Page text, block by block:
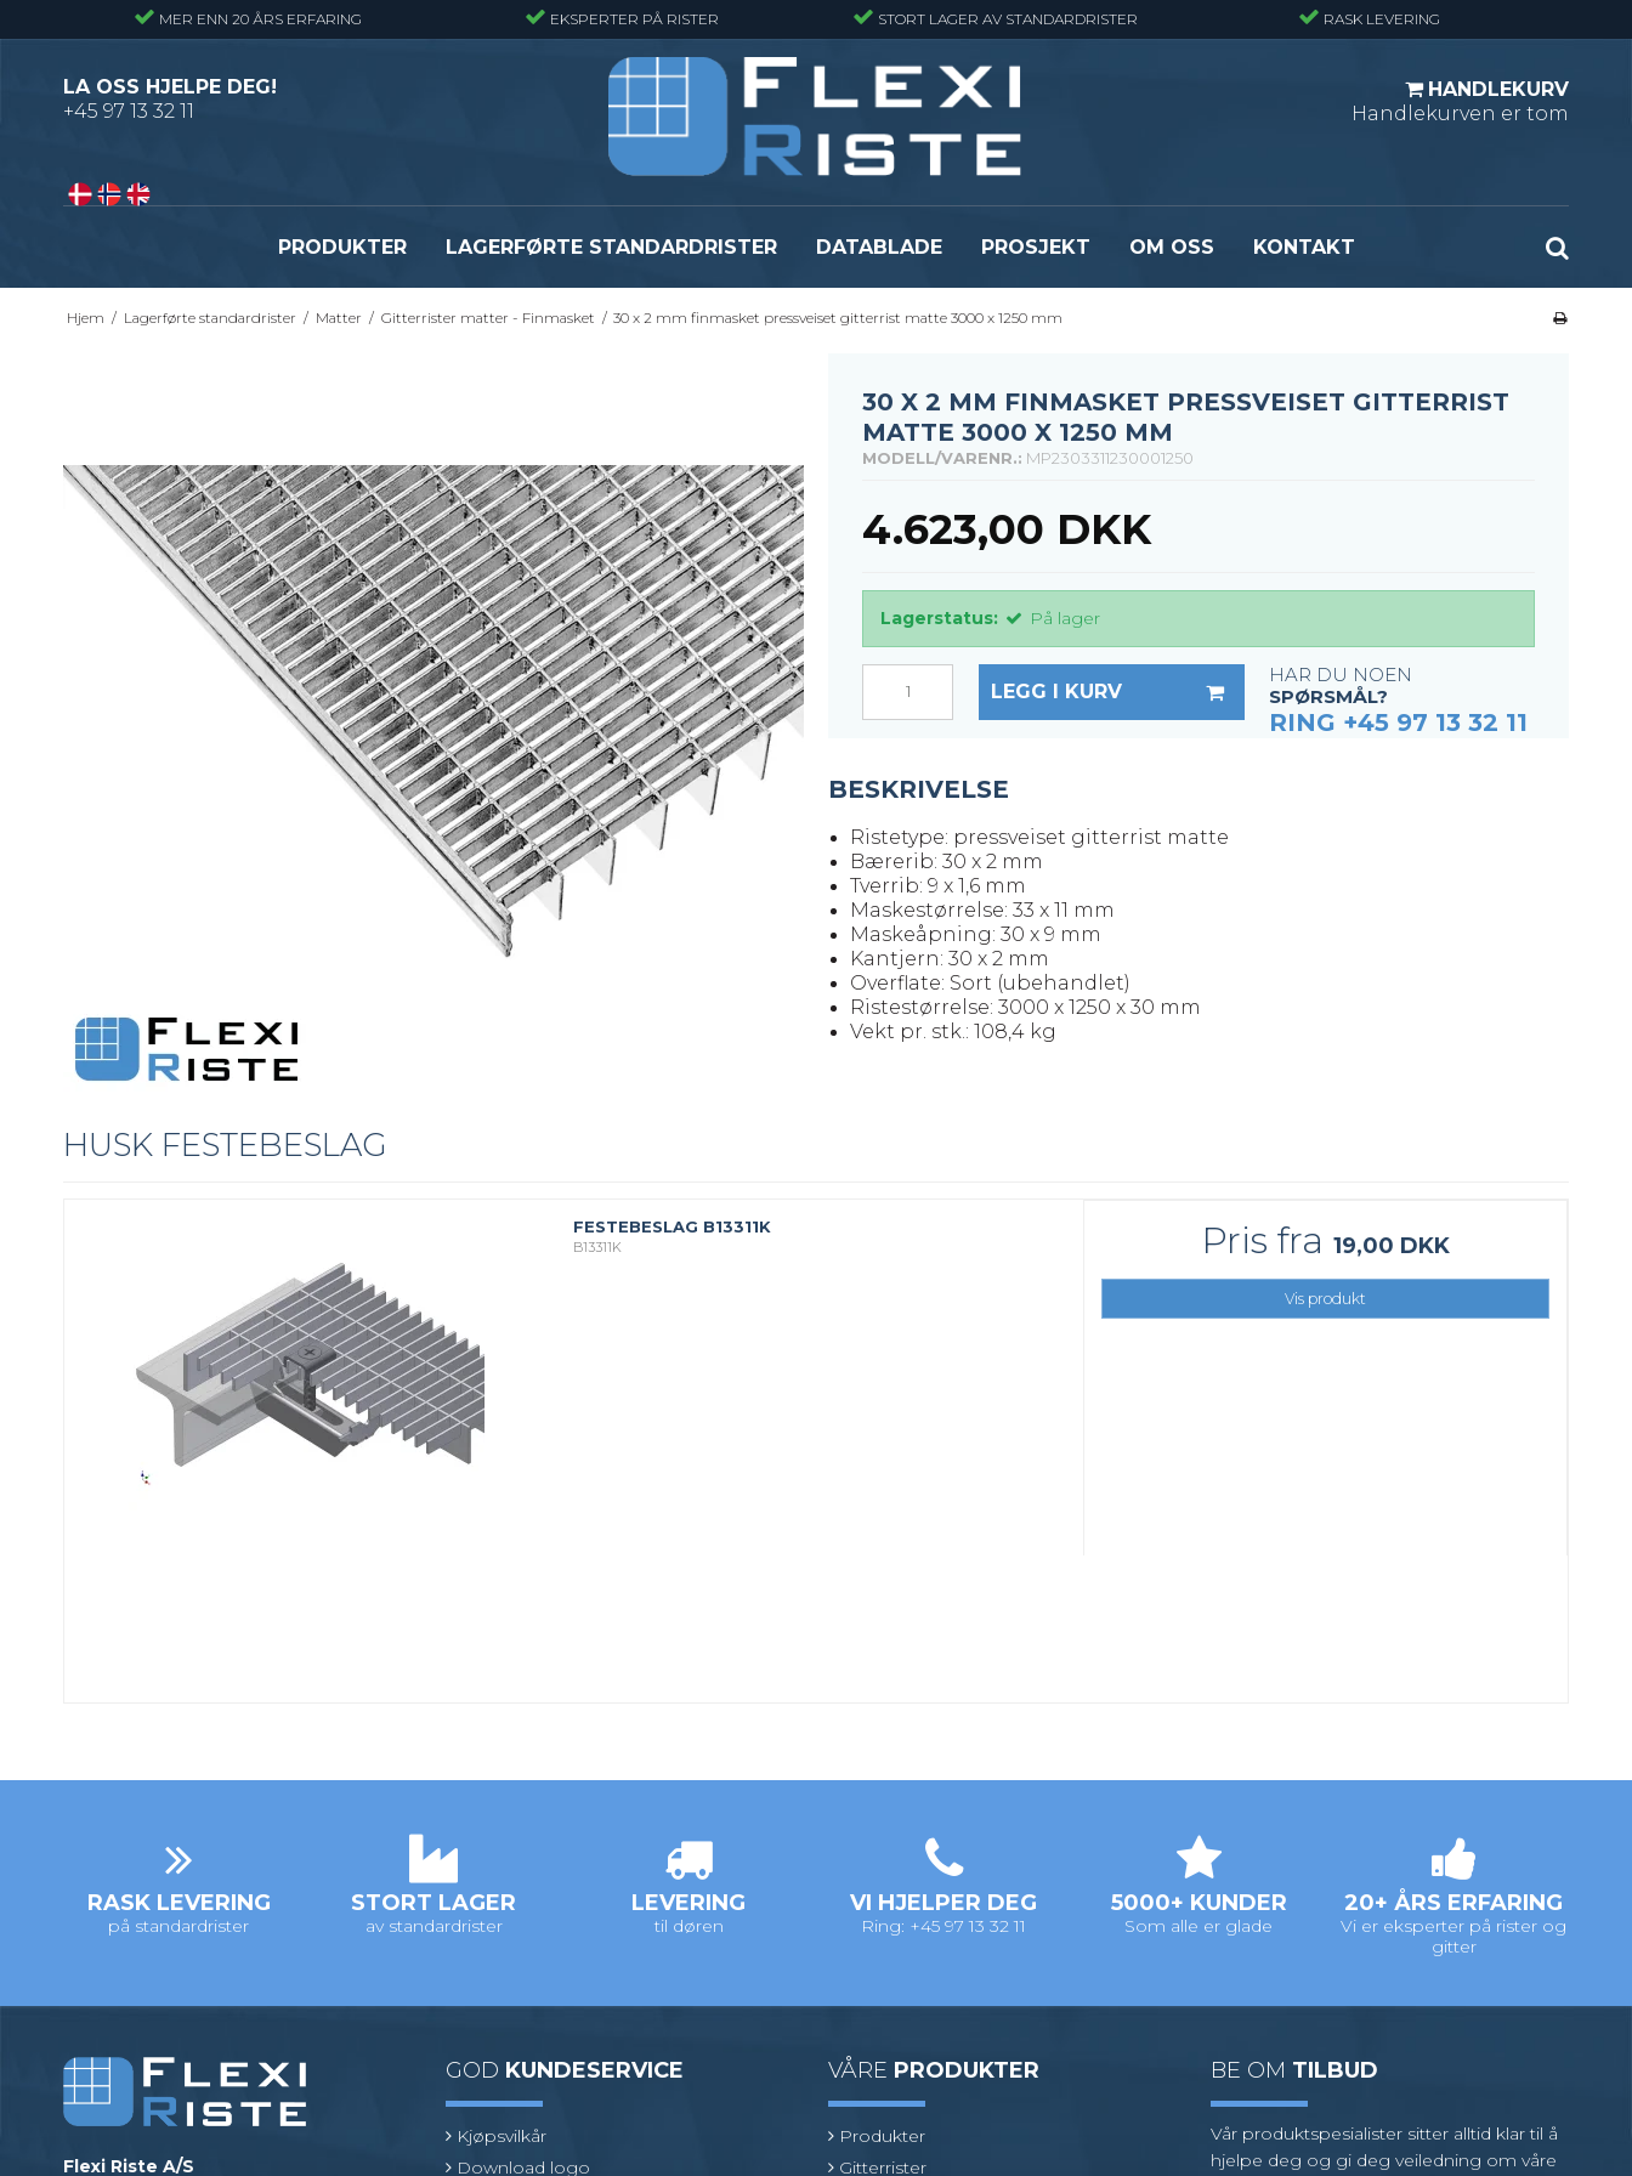
MER ENN 20 ÅRS ERFARING EKSPERTER PÅ RISTER STORT LAGER AV STANDARDRISTER RASK LEVERING
LA OSS HJELPE DEG!
+45 97 13 32 11
HANDLEKURV
Handlekurven er tom
PRODUKTER
Pressveiset gitterrister – Alminnelig
Gitterrister trinn – S235JR
Gitterrister matter
GRP gitterrister - Standard
Se alle
Festebeslag - Standardrister
Fastgørelse - Trinn
Beslag - Fibergitter
Festebeslag - Opptrekksrister
Flexi Level
Justerbare ben
BROXOCLIP
LAGERFØRTE STANDARDRISTER DATABLADE PROSJEKT OM OSS KONTAKT
Hjem / Lagerførte standardrister / Matter / Gitterrister matter - Finmasket / 30 x 2 mm finmasket pressveiset gitterrist matte 3000 x 1250 mm
30 X 2 MM FINMASKET PRESSVEISET GITTERRIST
MATTE 3000 X 1250 MM
MODELL/VARENR.: MP2303311230001250
4.623,00 DKK
Lagerstatus: På lager
LEGG I KURV
HAR DU NOEN
SPØRSMÅL?
RING +45 97 13 32 11
BESKRIVELSE
Ristetype: pressveiset gitterrist matte
Bærerib: 30 x 2 mm
Tverrib: 9 x 1,6 mm
Maskestørrelse: 33 x 11 mm
Maskeåpning: 30 x 9 mm
Kantjern: 30 x 2 mm
Overflate: Sort (ubehandlet)
Ristestørrelse: 3000 x 1250 x 30 mm
Vekt pr. stk.: 108,4 kg
HUSK FESTEBESLAG
FESTEBESLAG B13311K
B13311K Pris fra 19,00 DKK
Vis produkt
RASK LEVERING
på standardrister
STORT LAGER
av standardrister
LEVERING
til døren
VI HJELPER DEG
Ring: +45 97 13 32 11
5000+ KUNDER
Som alle er glade
20+ ÅRS ERFARING
Vi er eksperter på rister og
gitter
Flexi Riste A/S
GOD KUNDESERVICE
Kjøpsvilkår
Download logo
VÅRE PRODUKTER
Produkter
Gitterrister
BE OM TILBUD
Vår produktspesialister sitter alltid klar til å
hjelpe deg og gi deg veiledning om våre